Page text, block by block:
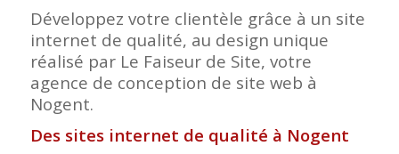
Développez votre clientèle grâce à un site
internet de qualité, au design unique
réalisé par Le Faiseur de Site, votre
agence de conception de site web à
Nogent.
Des sites internet de qualité à Nogent